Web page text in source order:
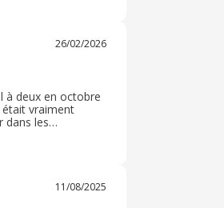
26/02/2026
à deux en octobre
était vraiment
dans les
marchand pour
11/08/2025